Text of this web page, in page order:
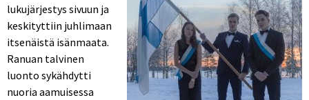
lukujärjestys sivuun ja
keskityttiin juhlimaan
itsenäistä isänmaata.
Ranuan talvinen
luonto sykähdytti
nuoria aamuisessa